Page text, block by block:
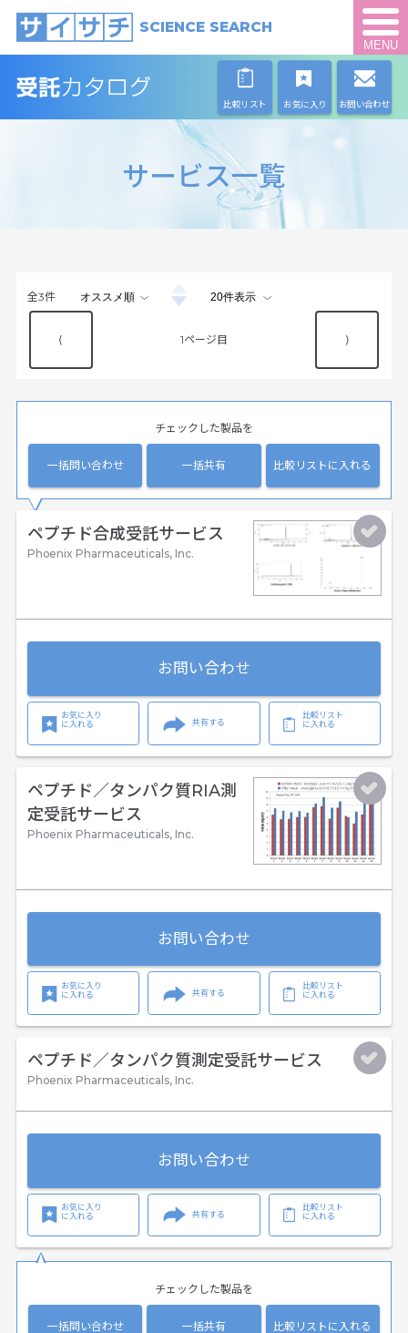
SCIENCE SEARCH
MENU
比較リスト お気に入り お問い合わせ
サービス一覧
全3件
⟨ 1 ⟩
チェックした製品を
一括問い合わせ 一括共有 比較リストに入れる
ペプチド合成受託サービス
Phoenix Pharmaceuticals, Inc.
お問い合わせ
お気に入り
に入れる
共有する
比較リスト
に入れる
ペプチド／タンパク質RIA測
定受託サービス
Phoenix Pharmaceuticals, Inc.
お問い合わせ
お気に入り
に入れる
共有する
比較リスト
に入れる
ペプチド／タンパク質測定受託サービス
Phoenix Pharmaceuticals, Inc.
お問い合わせ
お気に入り
に入れる
共有する
比較リスト
に入れる
チェックした製品を
一括問い合わせ 一括共有 比較リストに入れる